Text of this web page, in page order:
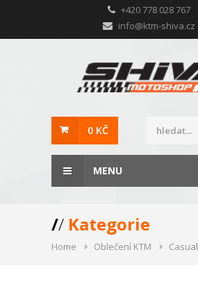
+420 778 028 767
info@ktm-shiva.cz
0 KČ
MENU
// Kategorie
Home Oblečení KTM Casual